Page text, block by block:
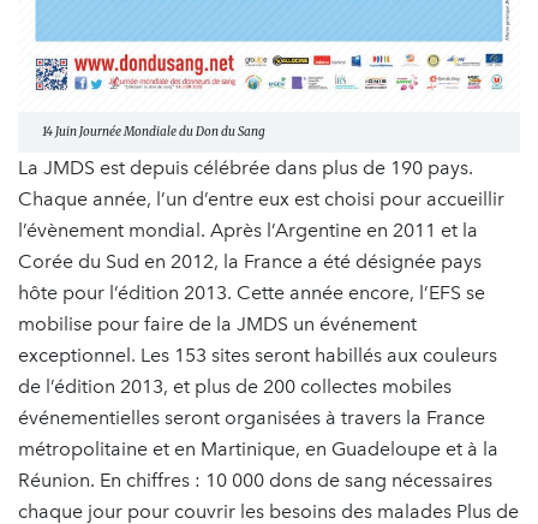
14 Juin Journée Mondiale du Don du Sang
La JMDS est depuis célébrée dans plus de 190 pays.
Chaque année, l’un d’entre eux est choisi pour accueillir
l’évènement mondial. Après l’Argentine en 2011 et la
Corée du Sud en 2012, la France a été désignée pays
hôte pour l’édition 2013. Cette année encore, l’EFS se
mobilise pour faire de la JMDS un événement
exceptionnel. Les 153 sites seront habillés aux couleurs
de l’édition 2013, et plus de 200 collectes mobiles
événementielles seront organisées à travers la France
métropolitaine et en Martinique, en Guadeloupe et à la
Réunion. En chiffres : 10 000 dons de sang nécessaires
chaque jour pour couvrir les besoins des malades Plus de